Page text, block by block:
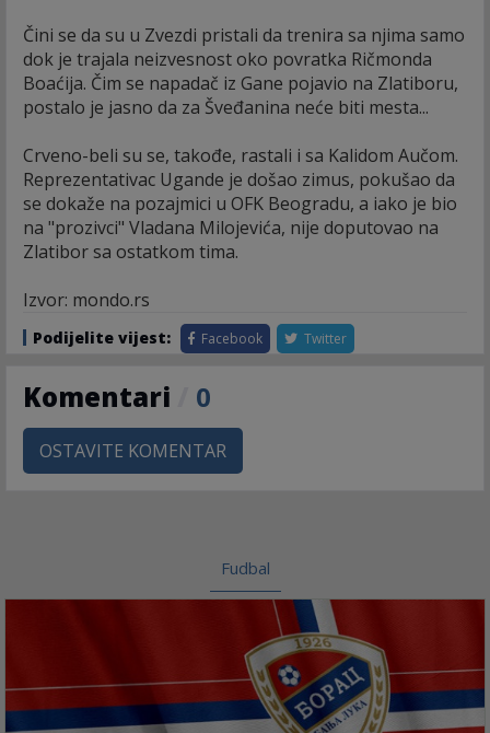
Čini se da su u Zvezdi pristali da trenira sa njima samo
dok je trajala neizvesnost oko povratka Ričmonda
Boaćija. Čim se napadač iz Gane pojavio na Zlatiboru,
postalo je jasno da za Šveđanina neće biti mesta...
Crveno-beli su se, takođe, rastali i sa Kalidom Aučom.
Reprezentativac Ugande je došao zimus, pokušao da
se dokaže na pozajmici u OFK Beogradu, a iako je bio
na "prozivci" Vladana Milojevića, nije doputovao na
Zlatibor sa ostatkom tima.
Izvor: mondo.rs
Podijelite vijest: Facebook Twitter
Komentari 0
OSTAVITE KOMENTAR
Fudbal